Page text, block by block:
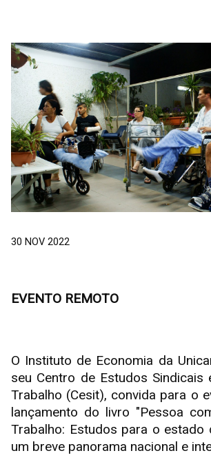
30 NOV 2022
EVENTO REMOTO
O Instituto de Economia da
seu Centro de Estudos Sindicais
Trabalho (Cesit), convida para o
lançamento do livro "Pessoa
Trabalho: Estudos para o estado
um breve panorama nacional e